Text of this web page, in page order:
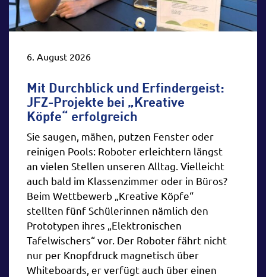
Komm mit in die Welt von Volt,
Ampere und elektrischen
Impulsen: In „Blitzgescheit “
und Physikgenie Einstein auf
Zeitreise. Was ist ein Blitz?
Kann Strom durch deinen
Körper fließen? Und wie
funktioniert ein Faradayscher
Käfig? Mit hochspannenden
Experimenten gehen wir diesen
Fragen auf den Grund. In dem
Spannungsfeld aus Humor,
Interaktion und Wissen werden
dir garantiert die Haare zu
Berge stehen.
Zur Veranstaltung
6. August 2026
Mit Durchblick und Erfindergeist:
JFZ-Projekte bei „Kreative
Köpfe“ erfolgreich
Sie saugen, mähen, putzen Fenster oder
reinigen Pools: Roboter erleichtern längst
an vielen Stellen unseren Alltag. Vielleicht
auch bald im Klassenzimmer oder in Büros?
Beim Wettbewerb „Kreative Köpfe“
stellten fünf Schülerinnen nämlich den
Prototypen ihres „Elektronischen
Tafelwischers“ vor. Der Roboter fährt nicht
nur per Knopfdruck magnetisch über
Whiteboards, er verfügt auch über einen